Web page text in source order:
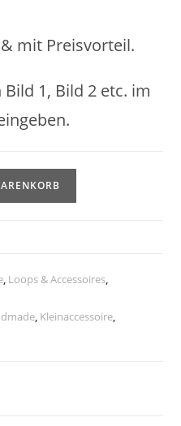
mit Preisvorteil.
1, Bild 2 etc. im
, Loops & Accessoires,
, Kleinaccessoire,